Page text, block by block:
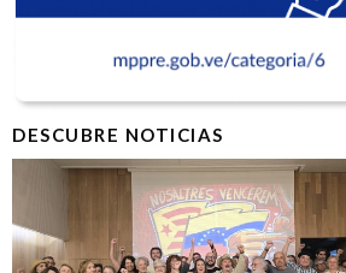
DESCUBRE NOTICIAS